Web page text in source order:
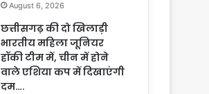
August 6, 2026
छत्तीसगढ़ की दो खिलाड़ी
भारतीय महिला जूनियर
हॉकी टीम में, चीन में होने
वाले एशिया कप में दिखाएंगी
दम….